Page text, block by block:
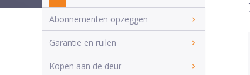
Abonnementen opzeggen
Garantie en ruilen
Kopen aan de deur